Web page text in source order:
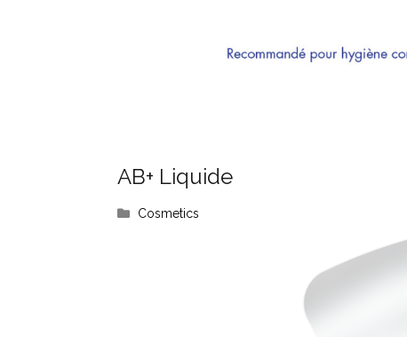
AB+ Liquide
Cosmetics